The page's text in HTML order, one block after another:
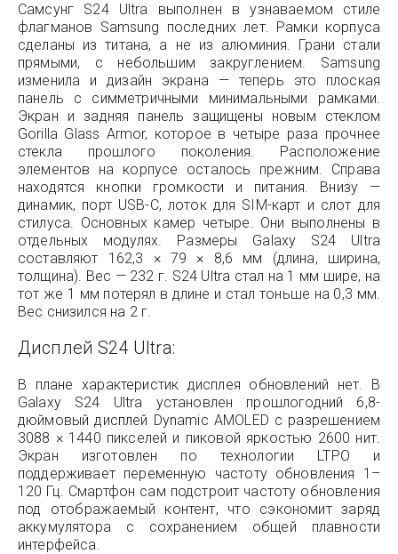
Самсунг S24 Ultra выполнен в узнаваемом стиле
флагманов Samsung последних лет. Рамки корпуса
сделаны из титана, а не из алюминия. Грани стали
прямыми, с небольшим закруглением. Samsung
изменила и дизайн экрана — теперь это плоская
панель с симметричными минимальными рамками.
Экран и задняя панель защищены новым стеклом
Gorilla Glass Armor, которое в четыре раза прочнее
стекла прошлого поколения. Расположение
элементов на корпусе осталось прежним. Справа
находятся кнопки громкости и питания. Внизу —
динамик, порт USB-C, лоток для SIM-карт и слот для
стилуса. Основных камер четыре. Они выполнены в
отдельных модулях. Размеры Galaxy S24 Ultra
составляют 162,3 × 79 × 8,6 мм (длина, ширина,
толщина). Вес — 232 г. S24 Ultra стал на 1 мм шире, на
тот же 1 мм потерял в длине и стал тоньше на 0,3 мм.
Вес снизился на 2 г.
Дисплей S24 Ultra:
В плане характеристик дисплея обновлений нет. В
Galaxy S24 Ultra установлен прошлогодний 6,8-
дюймовый дисплей Dynamic AMOLED с разрешением
3088 × 1440 пикселей и пиковой яркостью 2600 нит.
Экран изготовлен по технологии LTPO и
поддерживает переменную частоту обновления 1–
120 Гц. Смартфон сам подстроит частоту обновления
под отображаемый контент, что сэкономит заряд
аккумулятора с сохранением общей плавности
интерфейса.